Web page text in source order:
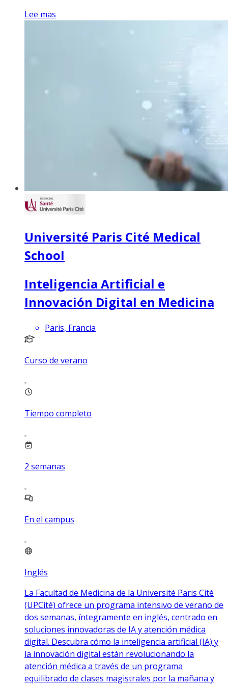
Lee mas
Université Paris Cité Medical
School
Inteligencia Artificial e
Innovación Digital en Medicina
Paris, Francia
Curso de verano
Tiempo completo
2 semanas
En el campus
Inglés
La Facultad de Medicina de la Université Paris Cité
(UPCité) ofrece un programa intensivo de verano de
dos semanas, íntegramente en inglés, centrado en
soluciones innovadoras de IA y atención médica
digital. Descubra cómo la inteligencia artificial (IA) y
la innovación digital están revolucionando la
atención médica a través de un programa
equilibrado de clases magistrales por la mañana y